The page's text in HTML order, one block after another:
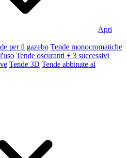
Apri
per il gazebo Tende monocromatiche
Tende oscuranti + 3 successivi
Tende 3D Tende abbinate al